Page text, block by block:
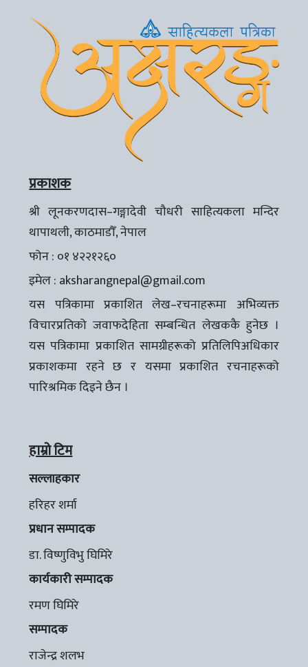
प्रकाशक
श्री लूनकरणदास–गङ्गादेवी चौधरी साहित्यकला मन्दिर
थापाथली, काठमाडौँ, नेपाल
फोन : ०१ ४२२१२६०
इमेल : aksharangnepal@gmail.com
यस पत्रिकामा प्रकाशित लेख–रचनाहरूमा अभिव्यक्त
विचारप्रतिको जवाफदेहिता सम्बन्धित लेखककै हुनेछ ।
यस पत्रिकामा प्रकाशित सामग्रीहरूको प्रतिलिपिअधिकार
प्रकाशकमा रहने छ र यसमा प्रकाशित रचनाहरूको
पारिश्रमिक दिइने छैन ।
हाम्रो टिम
सल्लाहकार
हरिहर शर्मा
प्रधान सम्पादक
डा. विष्णुविभु घिमिरे
कार्यकारी सम्पादक
रमण घिमिरे
सम्पादक
राजेन्द्र शलभ